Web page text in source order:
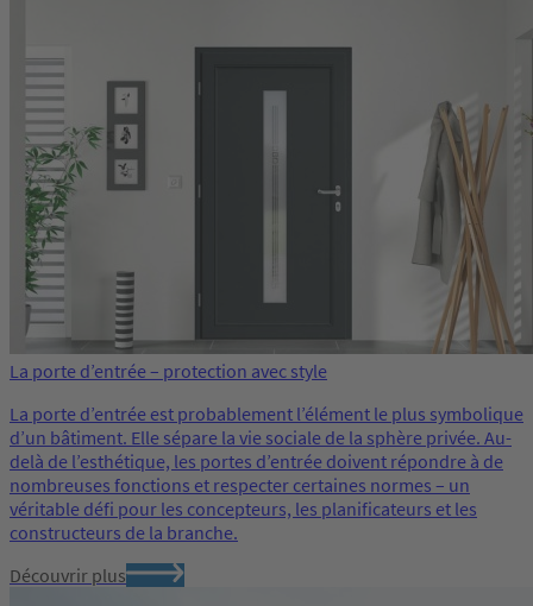
La porte d’entrée – protection avec style
La porte d’entrée est probablement l’élément le plus symbolique
d’un bâtiment. Elle sépare la vie sociale de la sphère privée. Au-
delà de l’esthétique, les portes d’entrée doivent répondre à de
nombreuses fonctions et respecter certaines normes – un
véritable défi pour les concepteurs, les planificateurs et les
constructeurs de la branche.
Découvrir plus